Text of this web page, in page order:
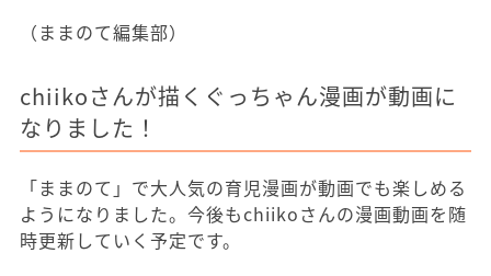
（ままのて編集部）
chiikoさんが描くぐっちゃん漫画が動画に
なりました！
「ままのて」で大人気の育児漫画が動画でも楽しめる
ようになりました。今後もchiikoさんの漫画動画を随
時更新していく予定です。